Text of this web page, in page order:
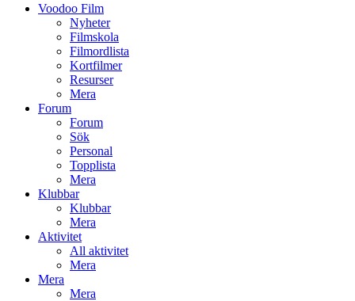
Voodoo Film
Nyheter
Filmskola
Filmordlista
Kortfilmer
Resurser
Mera
Forum
Forum
Sök
Personal
Topplista
Mera
Klubbar
Klubbar
Mera
Aktivitet
All aktivitet
Mera
Mera
Mera